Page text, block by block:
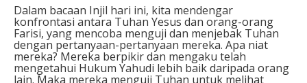
Dalam bacaan Injil hari ini, kita mendengar
konfrontasi antara Tuhan Yesus dan orang-orang
Farisi, yang mencoba menguji dan menjebak Tuhan
dengan pertanyaan-pertanyaan mereka. Apa niat
mereka? Mereka berpikir dan mengaku telah
mengetahui Hukum Yahudi lebih baik daripada orang
lain. Maka mereka menguji Tuhan untuk melihat